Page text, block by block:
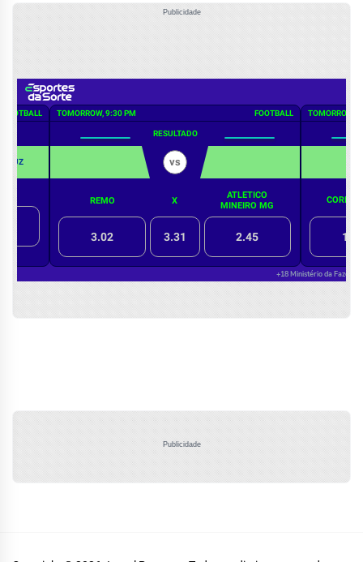
Publicidade
Publicidade